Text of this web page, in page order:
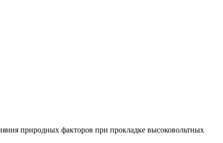
природных факторов при прокладке высоковольтных